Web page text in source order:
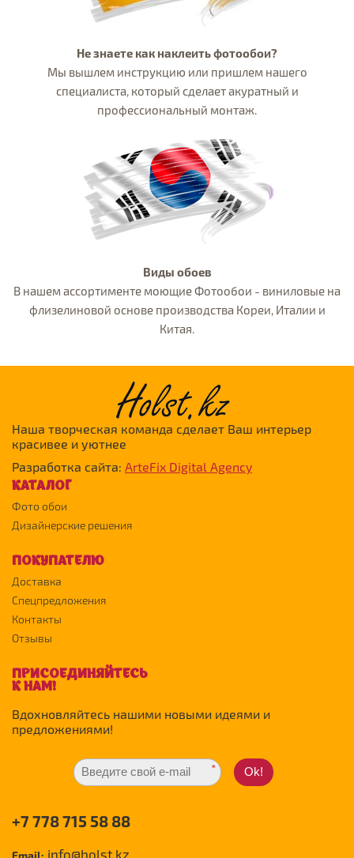
Не знаете как наклеить фотообои?
Мы вышлем инструкцию или пришлем нашего
специалиста, который сделает акуратный и
профессиональный монтаж.
Виды обоев
В нашем ассортименте моющие Фотообои - виниловые на
флизелиновой основе производства Кореи, Италии и
Китая.
Наша творческая команда сделает Ваш интерьер
красивее и уютнее
Разработка сайта: ArteFix Digital Agency
КАТАЛОГ
Фото обои
Дизайнерские решения
ПОКУПАТЕЛЮ
Доставка
Спецпредложения
Контакты
Отзывы
ПРИСОЕДИНЯЙТЕСЬ
К НАМ!
Вдохновляйтесь нашими новыми идеями и
предложениями!
* Ok!
+7 778 715 58 88
Email: info@holst.kz